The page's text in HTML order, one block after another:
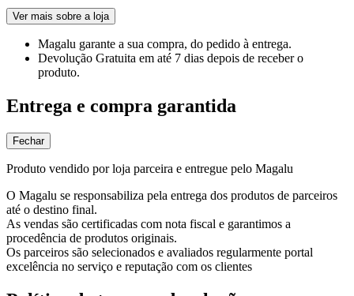
Ver mais sobre a loja
Magalu garante a sua compra, do pedido à entrega.
Devolução Gratuita em até 7 dias depois de receber o
produto.
Entrega e compra garantida
Fechar
Produto vendido por loja parceira e entregue pelo Magalu
O Magalu se responsabiliza pela entrega dos produtos de parceiros
até o destino final.
As vendas são certificadas com nota fiscal e garantimos a
procedência de produtos originais.
Os parceiros são selecionados e avaliados regularmente portal
excelência no serviço e reputação com os clientes